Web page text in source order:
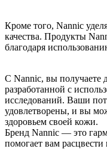
Кроме того, Nannic
качества. Продукты
благодаря
С Nannic, вы получаете
разработанной с
исследований. Ваши
удовлетворены, и вы
здоровьем своей кожи.
Бренд Nannic — это
помогает вам